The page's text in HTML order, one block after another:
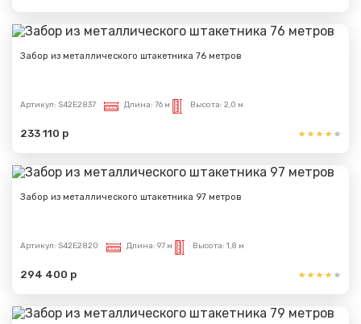
Забор из металлического штакетника 76 метров
Артикул: S42E2837 Длина: 76 м Высота: 2,0 м
233 110 р
Забор из металлического штакетника 97 метров
Артикул: S42E2820 Длина: 97 м Высота: 1,8 м
294 400 р